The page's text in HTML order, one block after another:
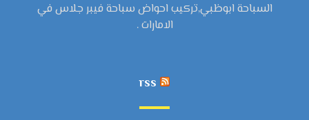
السباحة ابوظبي,تركيب احواض سباحة فيبر جلاس في
الامارات .
rss